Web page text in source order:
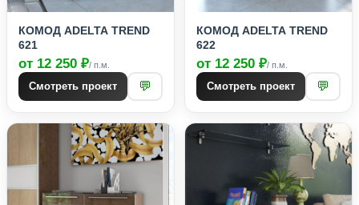
КОМОД ADELTA TREND
621
от 12 250 ₽/ п.м.
Смотреть проект 💬
КОМОД ADELTA TREND
622
от 12 250 ₽/ п.м.
Смотреть проект 💬